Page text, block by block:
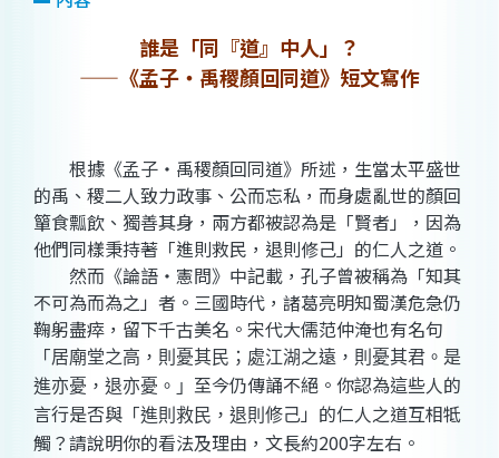
誰是「同『道』中人」？
——《孟子‧禹稷顏回同道》短文寫作
根據《孟子‧禹稷顏回同道》所述，生當太平盛世
的禹、稷二人致力政事、公而忘私，而身處亂世的顏回
簞食瓢飲、獨善其身，兩方都被認為是「賢者」，因為
他們同樣秉持著「進則救民，退則修己」的仁人之道。
然而《論語‧憲問》中記載，孔子曾被稱為「知其
不可為而為之」者。三國時代，諸葛亮明知蜀漢危急仍
鞠躬盡瘁，留下千古美名。宋代大儒范仲淹也有名句
「居廟堂之高，則憂其民；處江湖之遠，則憂其君。是
進亦憂，退亦憂。」 至今仍傳誦不絕。你認為這些人的
言行是否與「進則救民，退則修己 」的仁人之道互相牴
觸？請說明你的看法及理由，文長約200字左右。